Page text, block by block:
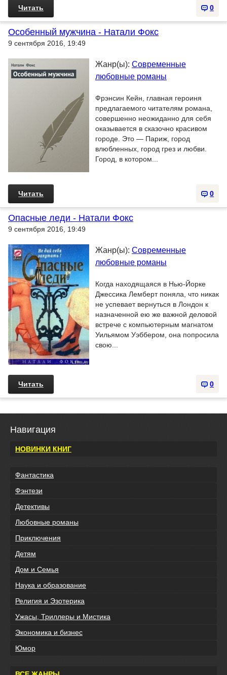
0
Читать
Особенный мужчина - Натали Фокс
9 сентября 2016, 19:49
Жанр(ы): Современные
любовные романы
Фрэнсин Кейн, главная героиня
предлагаемого читателям романа,
совершенно неожиданно для себя
оказывается в сказочно красивом
городе. Это — Париж, город
влюбленных, город грез и любви.
Город, в котором...
0
Читать
Опасные леди - Натали Фокс
9 сентября 2016, 19:49
Жанр(ы): Современные
любовные романы
Когда находящаяся в Нью-Йорке
Джессика Лемберт поняла, что никак
не успевает вернуться в Лондон к
назначенной ею же важной деловой
встрече с компьютерным магнатом
Уильямом Уэббером, она попросила
свою...
0
Читать
Навигация
НОВИНКИ КНИГ
Фантастика
Фэнтези
Детективы
Любовные романы
Приключения
Детям
Дом и Семья
Наука и образование
Религия и Эзотерика
Ужасы, Триллеры и Мистика
Экономика и бизнес
Юмор